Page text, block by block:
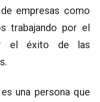
empresas como
trabajando por el
el éxito de las
una persona que